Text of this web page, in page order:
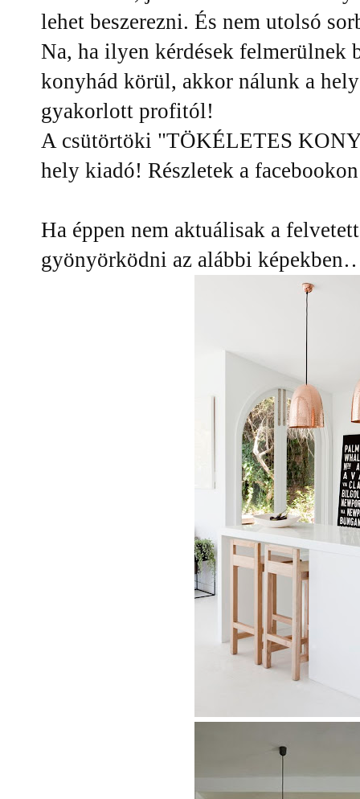
lehet beszerezni. És nem utolsó
Na, ha ilyen kérdések felmerülnek
konyhád körül, akkor nálunk a
gyakorlott profitól!
A csütörtöki "TÖKÉLETES
hely kiadó! Részletek a
Ha éppen nem aktuálisak a
gyönyörködni az alábbi